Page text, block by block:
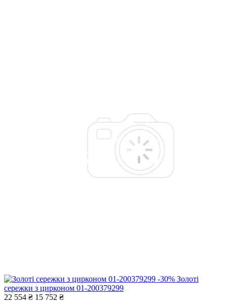
-30% Золоті
сережки з цирконом 01-200379299
22 554 ₴ 15 752 ₴